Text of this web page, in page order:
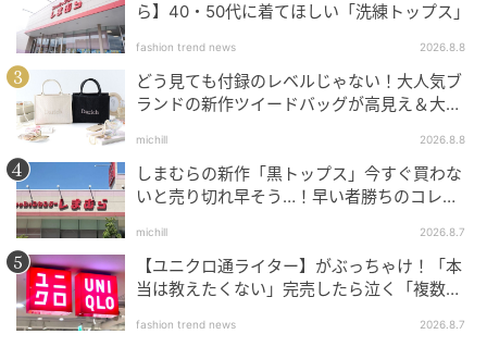
お洒落プロが本気で狙う！2026年春のトレン
ド靴3選
の記事をもっとみる
ら】40・50代に着てほしい「洗練トップス」
fashion trend news 2026.8.8
どう見ても付録のレベルじゃない！大人気ブ
ランドの新作ツイードバッグが高見え＆大容
michill 2026.8.8
しまむらの新作「黒トップス」今すぐ買わな
いと売り切れ早そう…！早い者勝ちのコレ買
michill 2026.8.7
【ユニクロ通ライター】がぶっちゃけ！「本
当は教えたくない」完売したら泣く「複数買
fashion trend news 2026.8.7